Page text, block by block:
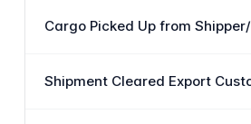
Cargo Picked Up from
Shipment Cleared Export